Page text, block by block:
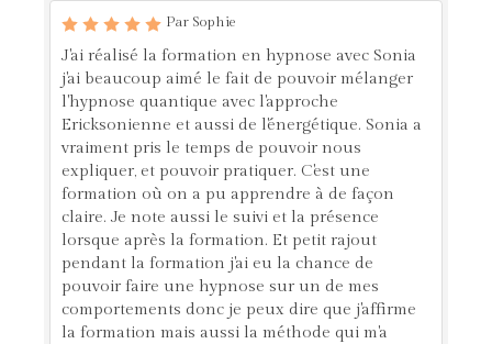
Par Sophie
J'ai réalisé la formation en hypnose avec Sonia
j'ai beaucoup aimé le fait de pouvoir mélanger
l'hypnose quantique avec l'approche
Ericksonienne et aussi de l'énergétique. Sonia a
vraiment pris le temps de pouvoir nous
expliquer, et pouvoir pratiquer. C'est une
formation où on a pu apprendre à de façon
claire. Je note aussi le suivi et la présence
lorsque après la formation. Et petit rajout
pendant la formation j'ai eu la chance de
pouvoir faire une hypnose sur un de mes
comportements donc je peux dire que j'affirme
la formation mais aussi la méthode qui m'a